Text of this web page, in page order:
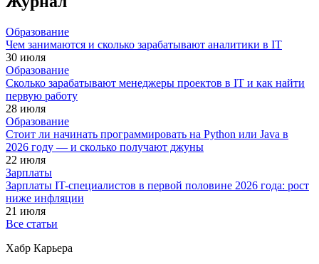
Образование
Чем занимаются и сколько зарабатывают аналитики в IT
30 июля
Образование
Сколько зарабатывают менеджеры проектов в IT и как найти
первую работу
28 июля
Образование
Стоит ли начинать программировать на Python или Java в
2026 году — и сколько получают джуны
22 июля
Зарплаты
Зарплаты IT-специалистов в первой половине 2026 года: рост
ниже инфляции
21 июля
Все статьи
Хабр Карьера